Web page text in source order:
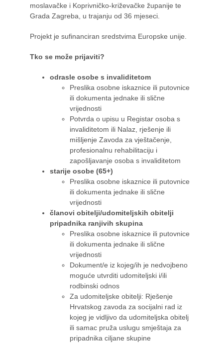
moslavačke i Koprivničko-križevačke županije te
Grada Zagreba, u trajanju od 36 mjeseci.
Projekt je sufinanciran sredstvima Europske unije.
Tko se može prijaviti?
odrasle osobe s invaliditetom
Preslika osobne iskaznice ili putovnice
ili dokumenta jednake ili slične
vrijednosti
Potvrda o upisu u Registar osoba s
invaliditetom ili Nalaz, rješenje ili
mišljenje Zavoda za vještačenje,
profesionalnu rehabilitaciju i
zapošljavanje osoba s invaliditetom
starije osobe (65+)
Preslika osobne iskaznice ili putovnice
ili dokumenta jednake ili slične
vrijednosti
članovi obitelji/udomiteljskih obitelji
pripadnika ranjivih skupina
Preslika osobne iskaznice ili putovnice
ili dokumenta jednake ili slične
vrijednosti
Dokument/e iz kojeg/ih je nedvojbeno
moguće utvrditi udomiteljski i/ili
rodbinski odnos
Za udomiteljske obitelji: Rješenje
Hrvatskog zavoda za socijalni rad iz
kojeg je vidljivo da udomiteljska obitelj
ili samac pruža uslugu smještaja za
pripadnika ciljane skupine